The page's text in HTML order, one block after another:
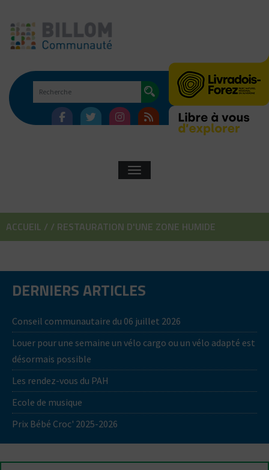
content
AFFICHER/MASQUER LA
ACCUEIL / / RESTAURATION D'UNE ZONE HUMIDE
DERNIERS ARTICLES
Conseil communautaire du 06 juillet 2026
Louer pour une semaine un vélo cargo ou un vélo adapté est
désormais possible
Les rendez-vous du PAH
Ecole de musique
Prix Bébé Croc' 2025-2026